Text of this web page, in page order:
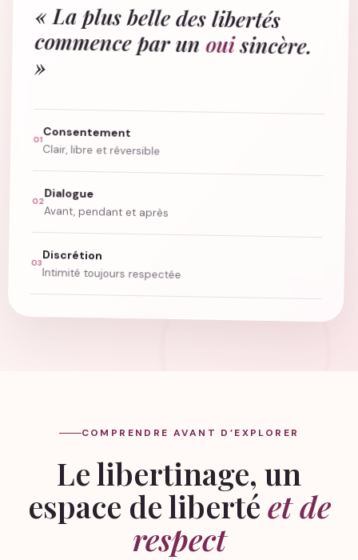
« La plus belle des libertés
commence par unouisincère.
»
01Consentement
Clair, libre et réversible
02
Dialogue
Avant, pendant et après
03
Discrétion
Intimité toujours respectée
COMPRENDRE AVANT D’EXPLORER
Le libertinage, un
espace de libertéet de
respect